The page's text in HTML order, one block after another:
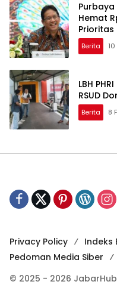
Hemat
Prioritas
Berita
LBH
RSUD
Berita 8
Privacy Policy
Indeks
Pedoman Media Siber
© 2025 - 2026